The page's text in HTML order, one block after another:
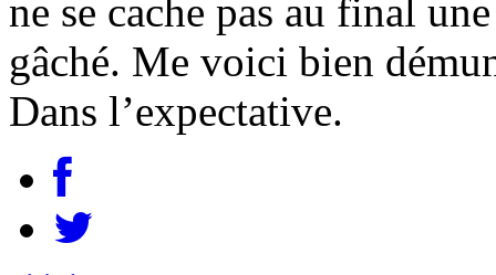
ne se cache pas au final
gâché. Me voici bien
Dans l’expectative.